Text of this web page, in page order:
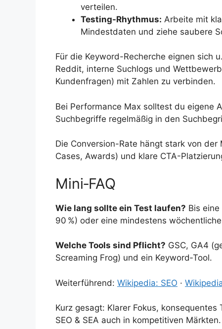
verteilen.
Testing-Rhythmus: Arbeite mit
Mindestdaten und ziehe saubere
Für die Keyword-Recherche eignen sich
Reddit, interne Suchlogs und
Kundenfragen) mit Zahlen zu verbinden.
Bei Performance Max solltest du eigene
Suchbegriffe regelmäßig in den
Die Conversion-Rate hängt stark von
Cases, Awards) und klare CTA-
Mini‑FAQ
Wie lang sollte ein Test laufen? Bis
90 %) oder eine mindestens
Welche Tools sind Pflicht? GSC, GA4
Screaming Frog) und ein Keyword‑Tool.
Weiterführend: Wikipedia: SEO ·
Kurz gesagt: Klarer Fokus,
SEO & SEA auch in kompetitiven Märkten.